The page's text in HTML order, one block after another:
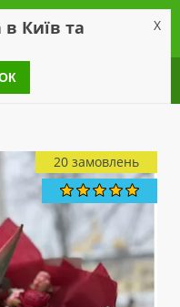
20 замовлень
Київ та X